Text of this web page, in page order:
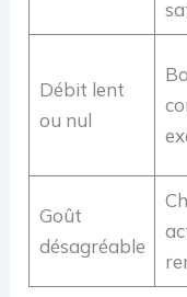
Débit lent
ou nul
Goût
désagréable